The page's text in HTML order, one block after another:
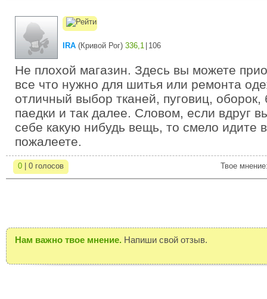
IRA (Кривой Рог) 336,1 106
Не плохой магазин. Здесь вы можете
все что нужно для шитья или ремонта
отличный выбор тканей, пуговиц,
паедки и так далее. Словом, если вдруг
себе какую нибудь вещь, то смело идите
пожалеете.
0 | 0 голосов Твое
Нам важно твое мнение. Напиши свой отзыв.